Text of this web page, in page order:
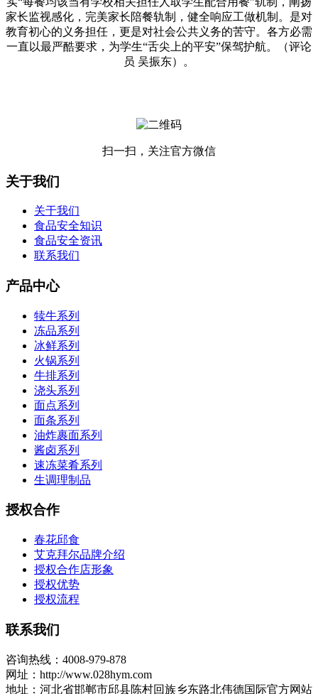
家长监视感化，完美家长陪餐轨制，健全响应工做机制。是对
教育初心的义务担任，更是对社会公共义务的苦守。各方必需
一直以最严酷要求，为学生“舌尖上的平安”保驾护航。（评论
员 吴振东）。
扫一扫，关注官方微信
关于我们
关于我们
食品安全知识
食品安全资讯
联系我们
产品中心
犊牛系列
冻品系列
冰鲜系列
火锅系列
牛排系列
浇头系列
面点系列
面条系列
油炸裹面系列
酱卤系列
速冻菜肴系列
生调理制品
授权合作
春花邱食
艾克拜尔品牌介绍
授权合作店形象
授权优势
授权流程
联系我们
咨询热线：4008-979-878
网址：http://www.028hym.com
地址：河北省邯郸市邱县陈村回族乡东路北伟德国际官方网站